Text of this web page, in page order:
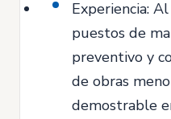
Experiencia:
puestos de
preventivo y
de obras
demostrable